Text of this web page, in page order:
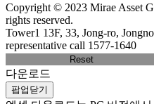
Copyright © 2023 Mirae Asset
rights reserved.
Tower1 13F, 33, Jong-ro,
representative call 1577-1640
Reset
다운로드
팝업닫기